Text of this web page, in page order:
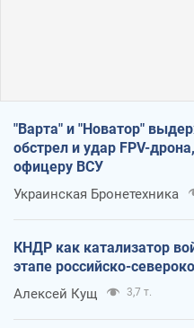
"Варта" и "Новатор"
обстрел и удар FPV-
офицеру ВСУ
Украинская Бронетехника
КНДР как катализатор
этапе российско-
Алексей Кущ 3,7 т.